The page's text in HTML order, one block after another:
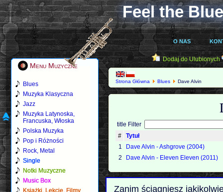
Feel the
O NAS
Menu Muzyczne
Blues
Muzyka Klasyczna
Jazz
Muzyka Latynoska,
Francuska, Włoska
Polska Muzyka
Pop i Różności
Rock, Metal
Single
Notki Muzyczne
Music Box
Książki, Lekcje, Filmy
Dodaj do Ulubionych
Strona Główna Blues Dave Alvin
title Filter
#
Tytuł
1
Dave Alvin - Ashgrove (2004)
2
Dave Alvin - Eleven Eleven (2011)
Zanim ściągniesz